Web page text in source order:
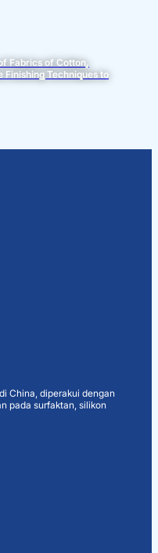
Fabrics of Cotton,
Finishing Techniques to
China, diperakui dengan
pada surfaktan, silikon